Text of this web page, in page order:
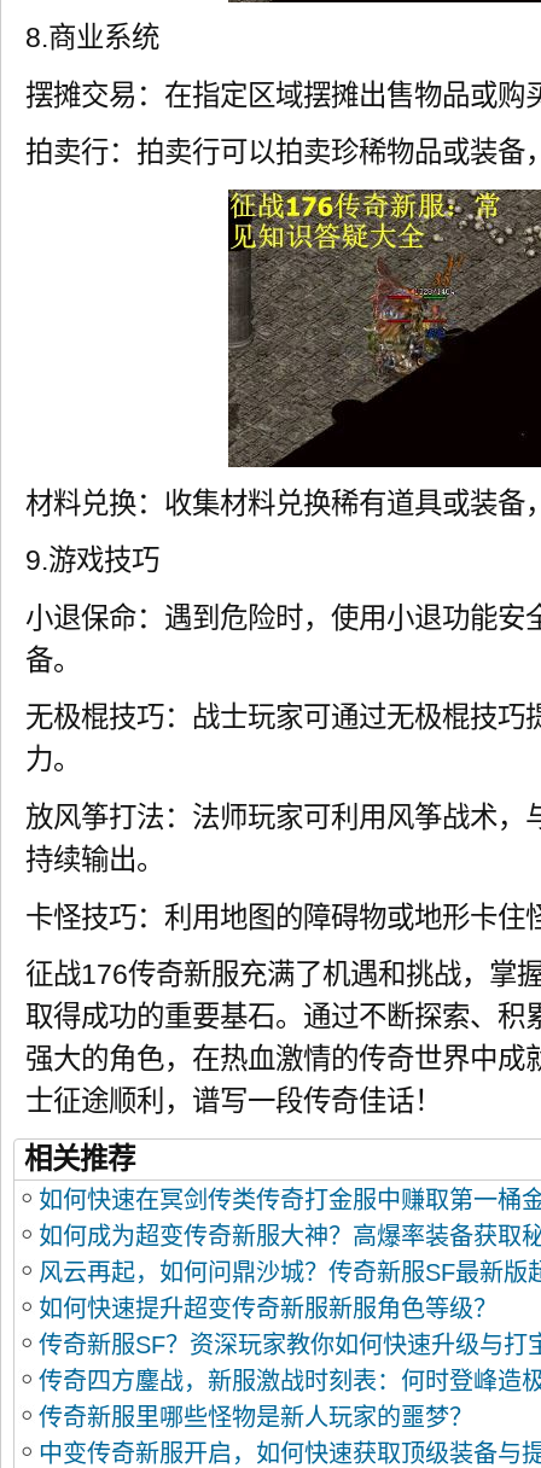
8.商业系统
摆摊交易：在指定区域摆摊出售物品或购
拍卖行：拍卖行可以拍卖珍稀物品或装备
材料兑换：收集材料兑换稀有道具或装备
9.游戏技巧
小退保命：遇到危险时，使用小退功能安
备。
无极棍技巧：战士玩家可通过无极棍技巧
力。
放风筝打法：法师玩家可利用风筝战术，
持续输出。
卡怪技巧：利用地图的障碍物或地形卡住
征战176传奇新服充满了机遇和挑战，掌
取得成功的重要基石。通过不断探索、积
强大的角色，在热血激情的传奇世界中成
士征途顺利，谱写一段传奇佳话！
相关推荐
如何快速在冥剑传类传奇打金服中赚取第一桶
如何成为超变传奇新服大神？高爆率装备获取
风云再起，如何问鼎沙城？传奇新服SF最新版
如何快速提升超变传奇新服新服角色等级？
传奇新服SF？资深玩家教你如何快速升级与打
传奇四方鏖战，新服激战时刻表：何时登峰造
传奇新服里哪些怪物是新人玩家的噩梦？
中变传奇新服开启，如何快速获取顶级装备与